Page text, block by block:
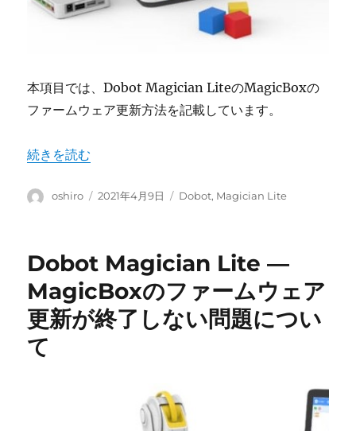
本項目では、Dobot Magician LiteのMagicBoxの
ファームウェア更新方法を記載しています。
“Dobot Magician Lite ― MagicBoxのファームウェア
続きを読む
投
oshiro
投
2021年4月9日
カ
ー
Dobot, Magician Lite
Dobot Magician Lite ―
MagicBoxのファームウェア
更新が終了しない問題につい
て